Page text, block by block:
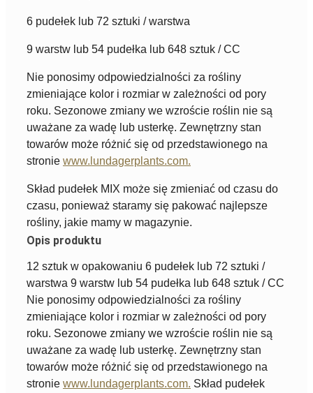
6 pudełek lub 72 sztuki / warstwa
9 warstw lub 54 pudełka lub 648 sztuk / CC
Nie ponosimy odpowiedzialności za rośliny
zmieniające kolor i rozmiar w zależności od pory
roku. Sezonowe zmiany we wzroście roślin nie są
uważane za wadę lub usterkę. Zewnętrzny stan
towarów może różnić się od przedstawionego na
stronie www.lundagerplants.com.
Skład pudełek MIX może się zmieniać od czasu do
czasu, ponieważ staramy się pakować najlepsze
rośliny, jakie mamy w magazynie.
Opis produktu
12 sztuk w opakowaniu 6 pudełek lub 72 sztuki /
warstwa 9 warstw lub 54 pudełka lub 648 sztuk / CC
Nie ponosimy odpowiedzialności za rośliny
zmieniające kolor i rozmiar w zależności od pory
roku. Sezonowe zmiany we wzroście roślin nie są
uważane za wadę lub usterkę. Zewnętrzny stan
towarów może różnić się od przedstawionego na
stronie www.lundagerplants.com. Skład pudełek